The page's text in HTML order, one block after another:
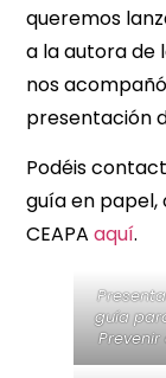
queremos
a la autora de
nos
presentación
Podéis
guía en papel,
CEAPAaquí.
guía
Prevenir